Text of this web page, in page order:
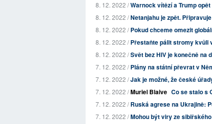
8. 12. 2022 /Warnock vítězí a Trump
8. 12. 2022 /Netanjahu je zpět.
8. 12. 2022 /Pokud chceme omezit
8. 12. 2022 /Přestaňte pálit stromy kvůli
8. 12. 2022 /Svět bez HIV je konečně na
7. 12. 2022 /Plány na státní převrat v
7. 12. 2022 /Jak je možné, že české
7. 12. 2022 /Muriel Blaive Co se stalo s
7. 12. 2022 /Ruská agrese na Ukrajině:
7. 12. 2022 /Mohou být viry ze